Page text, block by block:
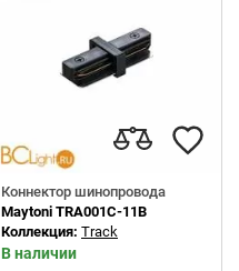
Коннектор шинопровода
Maytoni TRA001C-11B
Коллекция: Track
В наличии